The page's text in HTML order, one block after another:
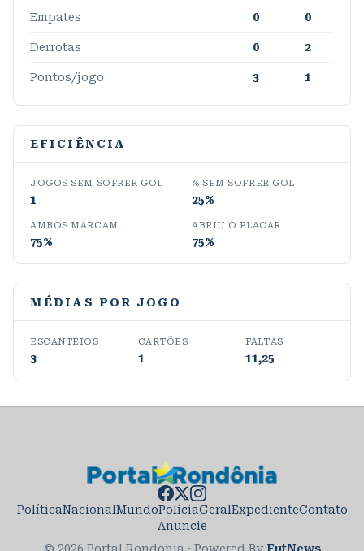
Empates 0 0
Derrotas 0 2
Pontos/jogo 3 1
EFICIÊNCIA
JOGOS SEM SOFRER GOL
1
% SEM SOFRER GOL
25%
AMBOS MARCAM
75%
ABRIU O PLACAR
75%
MÉDIAS POR JOGO
ESCANTEIOS
3
CARTÕES
1
FALTAS
11,25
PolíticaNacionalMundoPolíciaGeralExpedienteContato
Anuncie